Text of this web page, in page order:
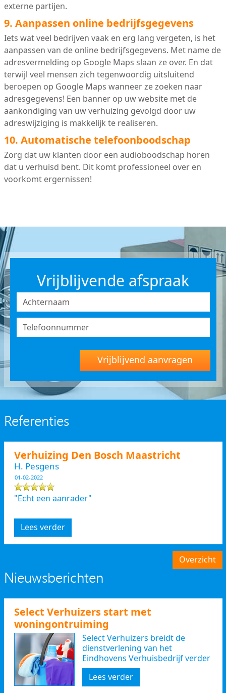
externe partijen.
9. Aanpassen online bedrijfsgegevens
Iets wat veel bedrijven vaak en erg lang vergeten, is het
aanpassen van de online bedrijfsgegevens. Met name de
adresvermelding op Google Maps slaan ze over. En dat
terwijl veel mensen zich tegenwoordig uitsluitend
beroepen op Google Maps wanneer ze zoeken naar
adresgegevens! Een banner op uw website met de
aankondiging van uw verhuizing gevolgd door uw
adreswijziging is makkelijk te realiseren.
10. Automatische telefoonboodschap
Zorg dat uw klanten door een audioboodschap horen
dat u verhuisd bent. Dit komt professioneel over en
voorkomt ergernissen!
Vrijblijvende afspraak
Vrijblijvend aanvragen
Referenties
Verhuizing Den Bosch Maastricht
H. Pesgens
01-02-2022
"Echt een aanrader"
Lees verder
Overzicht
Nieuwsberichten
Select Verhuizers start met
woningontruiming
Select Verhuizers breidt de
dienstverlening van het
Eindhovens Verhuisbedrijf verder
uit
Lees verder